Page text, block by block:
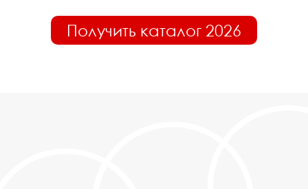
Получить каталог 2026